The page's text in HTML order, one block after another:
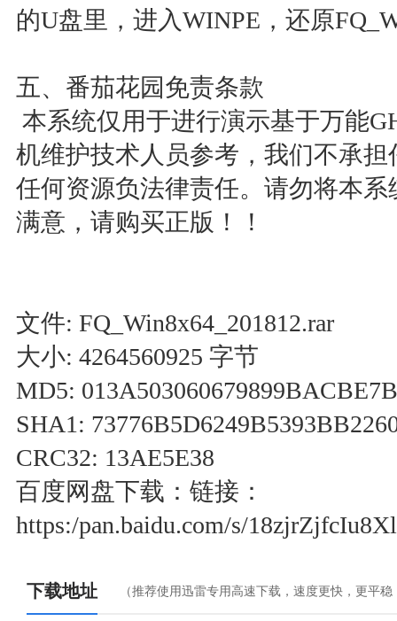
的U盘里，进入WINPE，还原
五、番茄花园免责条款
本系统仅用于进行演示基于万能
机维护技术人员参考，我们不承
任何资源负法律责任。请勿将本
满意，请购买正版！！
文件: FQ_Win8x64_201812.rar
大小: 4264560925 字节
MD5:
SHA1:
CRC32: 13AE5E38
百度网盘下载：链接：
https:/pan.baidu.com/s/
下载地址 （推荐使用迅雷专用高速下载，速度更快，更平稳